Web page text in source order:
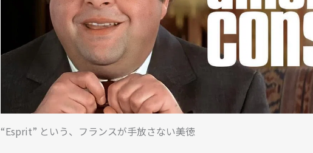
“Esprit” という、フランスが手放さない美徳